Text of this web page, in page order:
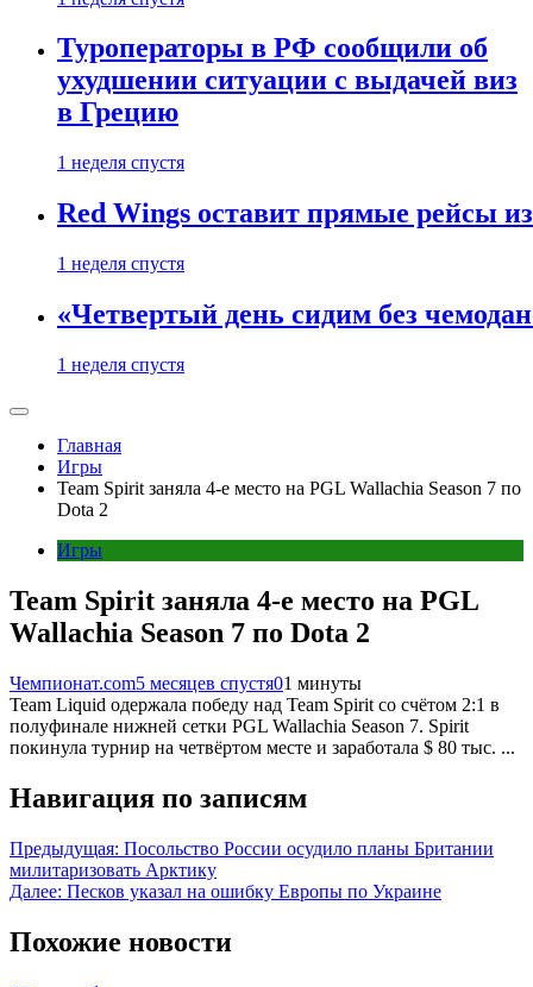
Туроператоры в РФ сообщили об
ухудшении ситуации с выдачей виз
в Грецию
1 неделя спустя
Red Wings оставит прямые рейсы
1 неделя спустя
«Четвертый день сидим без
1 неделя спустя
Главная
Игры
Team Spirit заняла 4-е место на PGL Wallachia Season 7 по
Dota 2
Игры
Team Spirit заняла 4-е место на PGL
Wallachia Season 7 по Dota 2
Чемпионат.com5 месяцев спустя01 минуты
Team Liquid одержала победу над Team Spirit со счётом 2:1 в
полуфинале нижней сетки PGL Wallachia Season 7. Spirit
покинула турнир на четвёртом месте и заработала $ 80 тыс. ...
Навигация по записям
Предыдущая: Посольство России осудило планы Британии
милитаризовать Арктику
Далее: Песков указал на ошибку Европы по Украине
Похожие новости